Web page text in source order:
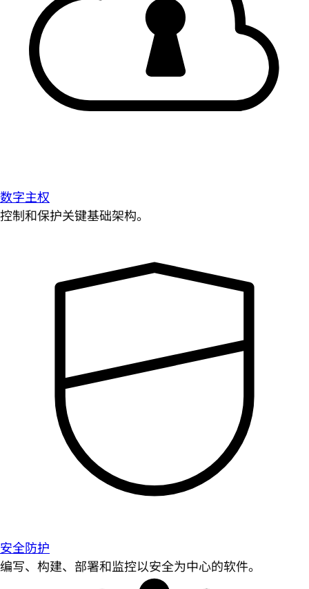
数字主权
控制和保护关键基础架构。
安全防护
编写、构建、部署和监控以安全为中心的软件。